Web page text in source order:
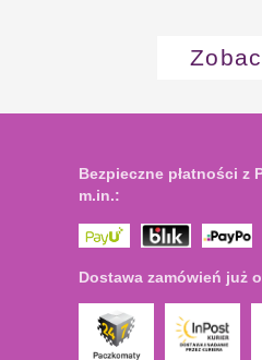
Bezpieczne płatności z
m.in.:
Dostawa zamówień już